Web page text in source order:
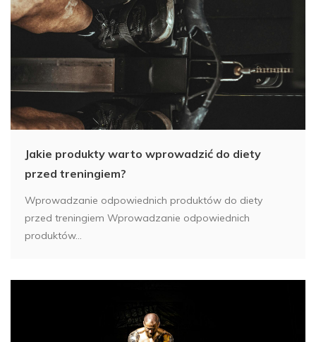
Jakie produkty warto wprowadzić do diety
przed treningiem?
Wprowadzanie odpowiednich produktów do diety
przed treningiem Wprowadzanie odpowiednich
produktów...